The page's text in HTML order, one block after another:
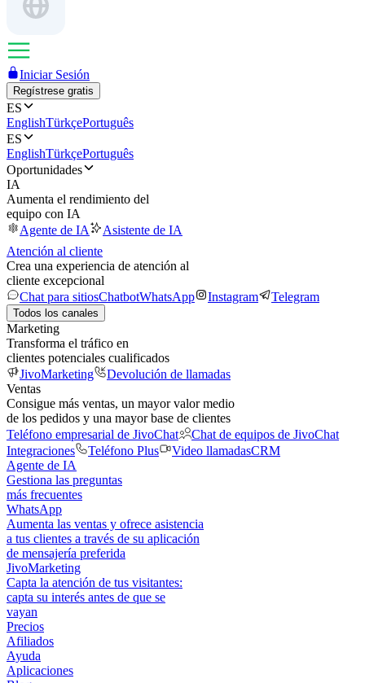
Iniciar Sesión
Regístrese gratis
ES
EnglishTürkçePortuguês
ES
EnglishTürkçePortuguês
Oportunidades
IA
Aumenta el rendimiento del
equipo con IA
Agente de IA
Asistente de IA
Atención al cliente
Crea una experiencia de atención al
cliente excepcional
Chat para sitiosChatbotWhatsApp Instagram Telegram
Todos los canales
Marketing
Transforma el tráfico en
clientes potenciales cualificados
JivoMarketing
Devolución de llamadas
Ventas
Consigue más ventas, un mayor valor medio
de los pedidos y una mayor base de clientes
Teléfono empresarial de JivoChat
Chat de equipos de JivoChat
Integraciones
Teléfono Plus Video llamadasCRM
Agente de IA
Gestiona las preguntas
más frecuentes
WhatsApp
Aumenta las ventas y ofrece asistencia
a tus clientes a través de su aplicación
de mensajería preferida
JivoMarketing
Capta la atención de tus visitantes:
capta su interés antes de que se
vayan
Precios
Afiliados
Ayuda
Aplicaciones